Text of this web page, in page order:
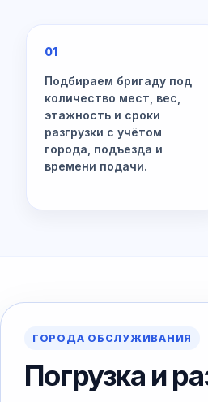
01
Подбираем бригаду под
количество мест, вес,
этажность и сроки
разгрузки с учётом
города, подъезда и
времени подачи.
ГОРОДА ОБСЛУЖИВАНИЯ
Погрузка и